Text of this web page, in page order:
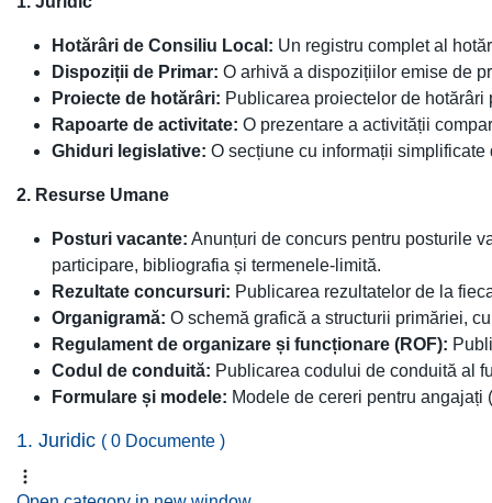
Hotărâri de Consiliu Local: Un registru complet al
Dispoziții de Primar: O arhivă a dispozițiilor emise de
Proiecte de hotărâri: Publicarea proiectelor de
Rapoarte de activitate: O prezentare a activității
Ghiduri legislative: O secțiune cu informații
2. Resurse Umane
Posturi vacante: Anunțuri de concurs pentru posturile
participare, bibliografia și termenele-limită.
Rezultate concursuri: Publicarea rezultatelor de la
Organigramă: O schemă grafică a structurii primăriei,
Regulament de organizare și funcționare (ROF):
Codul de conduită: Publicarea codului de conduită al
Formulare și modele: Modele de cereri pentru
1. Juridic ( 0 Documente )